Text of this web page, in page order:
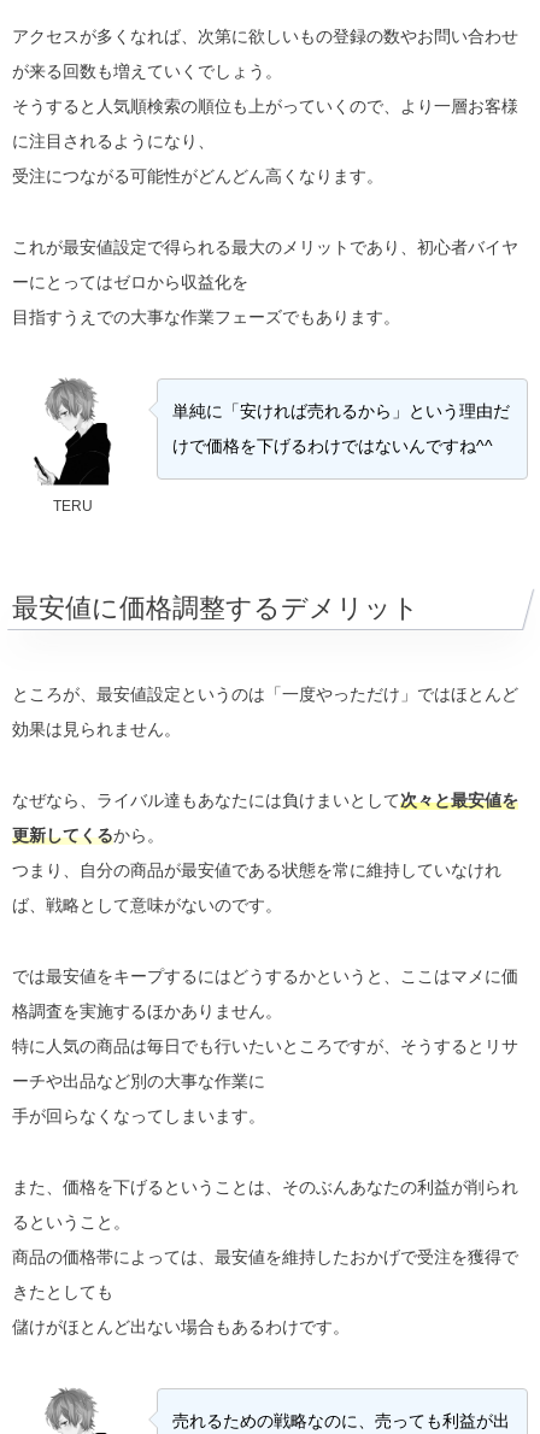
アクセスが多くなれば、次第に欲しいもの登録の数やお問い合わせ
が来る回数も増えていくでしょう。
そうすると人気順検索の順位も上がっていくので、より一層お客様
に注目されるようになり、
受注につながる可能性がどんどん高くなります。
これが最安値設定で得られる最大のメリットであり、初心者バイヤ
ーにとってはゼロから収益化を
目指すうえでの大事な作業フェーズでもあります。
TERU
単純に「安ければ売れるから」という理由だ
けで価格を下げるわけではないんですね^^
最安値に価格調整するデメリット
ところが、最安値設定というのは「一度やっただけ」ではほとんど
効果は見られません。
なぜなら、ライバル達もあなたには負けまいとして次々と最安値を
更新してくるから。
つまり、自分の商品が最安値である状態を常に維持していなけれ
ば、戦略として意味がないのです。
では最安値をキープするにはどうするかというと、ここはマメに価
格調査を実施するほかありません。
特に人気の商品は毎日でも行いたいところですが、そうするとリサ
ーチや出品など別の大事な作業に
手が回らなくなってしまいます。
また、価格を下げるということは、そのぶんあなたの利益が削られ
るということ。
商品の価格帯によっては、最安値を維持したおかげで受注を獲得で
きたとしても
儲けがほとんど出ない場合もあるわけです。
売れるための戦略なのに、売っても利益が出